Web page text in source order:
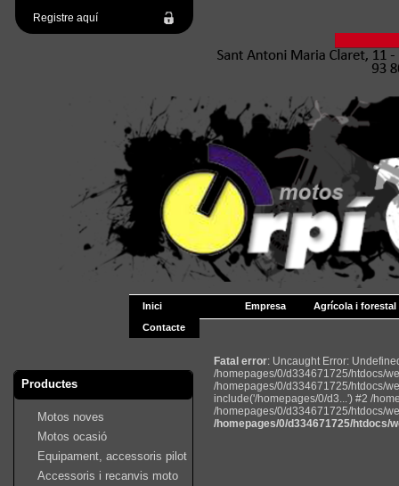
Registre aquí
Inici Empresa
Agrícola i forestal
Contacte
Productes
Motos noves
Motos ocasió
Equipament, accessoris pilot
Accessoris i recanvis moto
Fatal error: Uncaught Error:
/homepages/0/d334671725/htdocs/
/homepages/0/d334671725/htdocs/
include('/homepages/0/d3...') #2 /
/homepages/0/d334671725/htdocs/
/homepages/0/d334671725/htdocs/